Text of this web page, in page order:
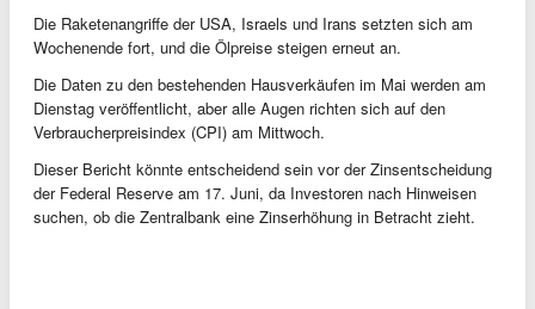
Die Raketenangriffe der USA, Israels und Irans setzten sich am
Wochenende fort, und die Ölpreise steigen erneut an.
Die Daten zu den bestehenden Hausverkäufen im Mai werden am
Dienstag veröffentlicht, aber alle Augen richten sich auf den
Verbraucherpreisindex (CPI) am Mittwoch.
Dieser Bericht könnte entscheidend sein vor der Zinsentscheidung
der Federal Reserve am 17. Juni, da Investoren nach Hinweisen
suchen, ob die Zentralbank eine Zinserhöhung in Betracht zieht.